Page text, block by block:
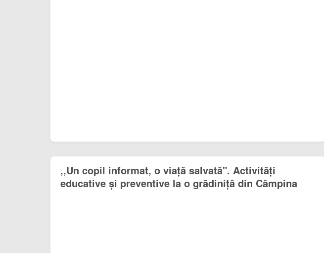
,,Un copil informat, o viață salvată". Activități
educative și preventive la o grădiniță din Câmpina